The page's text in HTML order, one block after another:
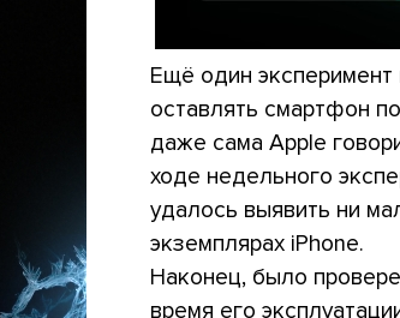
Ещё один эксперимент
оставлять смартфон
даже сама Apple
ходе недельного
удалось выявить ни
экземплярах iPhone.
Наконец, было
время его